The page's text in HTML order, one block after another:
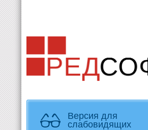
Версия для
слабовидящих